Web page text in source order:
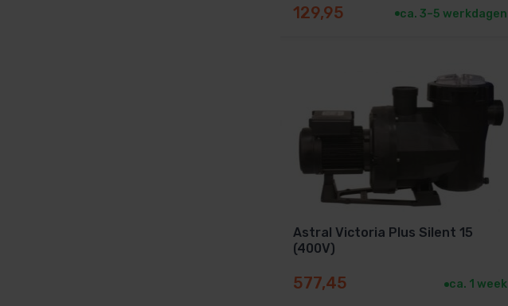
129,95 ca. 3–5 werkdagen
Astral Victoria Plus Silent 15
(400V)
577,45 ca. 1 week